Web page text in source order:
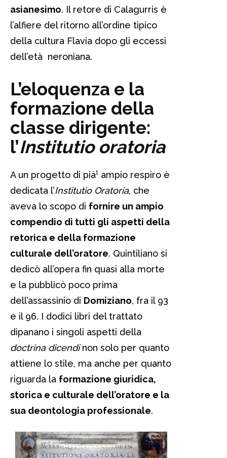
asianesimo. Il retore di Calagurris è
l’alfiere del ritorno all’ordine tipico
della cultura Flavia dopo gli eccessi
dell’età neroniana.
L’eloquenza e la
formazione della
classe dirigente:
l’Institutio oratoria
A un progetto di pià¹ ampio respiro è
dedicata l’Institutio Oratoria, che
aveva lo scopo di fornire un ampio
compendio di tutti gli aspetti della
retorica e della formazione
culturale dell’oratore. Quintiliano si
dedicò all’opera fin quasi alla morte
e la pubblicò poco prima
dell’assassinio di Domiziano, fra il 93
e il 96. I dodici libri del trattato
dipanano i singoli aspetti della
doctrina dicendinon solo per quanto
attiene lo stile, ma anche per quanto
riguarda la formazione giuridica,
storica e culturale dell’oratore e la
sua deontologia professionale.